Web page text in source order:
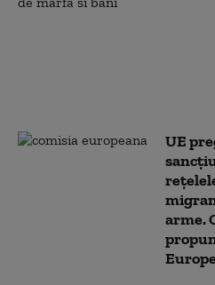
UE
arme.